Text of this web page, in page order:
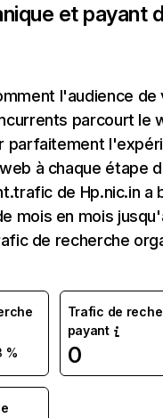
et payant
l'audience de
parcourt le
parfaitement
à chaque étape
de Hp.nic.in a
mois en mois
de recherche
%
Trafic de
payant
0